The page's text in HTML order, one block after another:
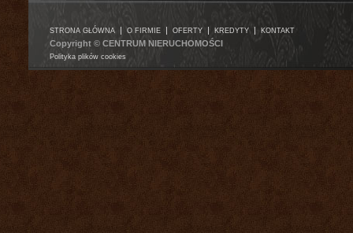
STRONA GŁÓWNA | O FIRMIE | OFERTY | KREDYTY | KONTAKT
Copyright © CENTRUM NIERUCHOMOŚCI
Polityka plików cookies